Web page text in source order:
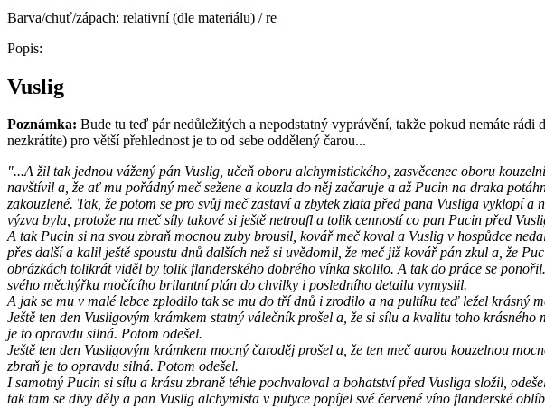
Barva/chuť/zápach: relativní (dle materiálu) / re
Popis:
Vuslig
Poznámka: Bude tu teď pár nedůležitých a nepodstatný vyprávění, takže pokud nemáte
nezkrátíte) pro větší přehlednost je to od sebe oddělený čarou...
"...A žil tak jednou vážený pán Vuslig, učeň oboru alchymistického, zasvěcenec oboru
navštívil a, že ať mu pořádný meč sežene a kouzla do něj začaruje a až Pucin na draka
zakouzlené. Tak, že potom se pro svůj meč zastaví a zbytek zlata před pana Vusliga
výzva byla, protože na meč síly takové si ještě netroufl a tolik cenností co pan Pucin před
A tak Pucin si na svou zbraň mocnou zuby brousil, kovář meč koval a Vuslig v hospůdce
přes další a kalil ještě spoustu dnů dalších než si uvědomil, že meč již kovář pán zkul a, že
obrázkách tolikrát viděl by tolik flanderského dobrého vínka skolilo. A tak do práce se
svého měchýřku močícího brilantní plán do chvilky i posledního detailu vymyslil.
A jak se mu v malé lebce zplodilo tak se mu do tří dnů i zrodilo a na pultíku teď ležel krásný
Ještě ten den Vusligovým krámkem statný válečník prošel a, že si sílu a kvalitu toho
je to opravdu silná. Potom odešel.
Ještě ten den Vusligovým krámkem mocný čaroděj prošel a, že ten meč aurou kouzelnou
zbraň je to opravdu silná. Potom odešel.
I samotný Pucin si sílu a krásu zbraně téhle pochvaloval a bohatství před Vusliga složil,
tak tam se divy děly a pan Vuslig alchymista v putyce popíjel své červené víno flanderské